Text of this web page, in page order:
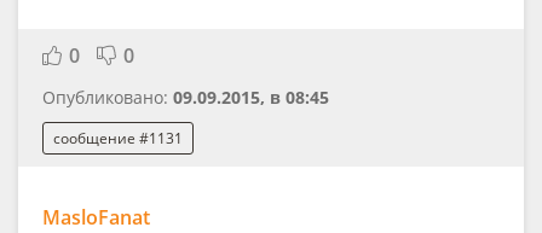
0 0
Опубликовано: 09.09.2015, в 08:45
сообщение #1131
MasloFanat